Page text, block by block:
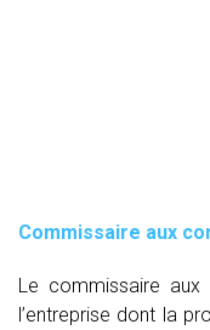
Commissaire aux
Le commissaire
l’entreprise dont la